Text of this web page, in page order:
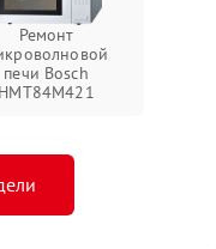
Ремонт
печи Bosch
HMT84M421